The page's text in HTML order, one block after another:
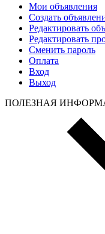
Мои объявления
Создать
Редактировать
Редактировать
Сменить пароль
Оплата
Вход
Выход
ПОЛЕЗНАЯ